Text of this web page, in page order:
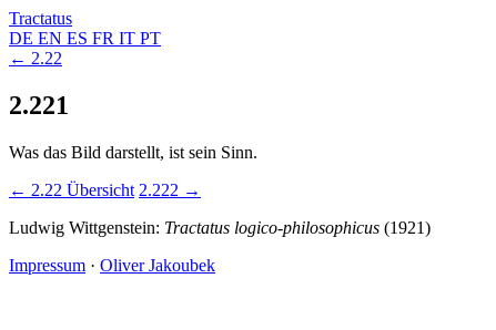
Tractatus
DE EN ES FR IT PT
← 2.22
2.221
Was das Bild darstellt, ist sein Sinn.
← 2.22 Übersicht 2.222 →
Ludwig Wittgenstein: Tractatus logico-philosophicus (1921)
Impressum · Oliver Jakoubek